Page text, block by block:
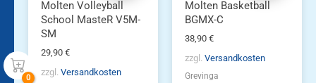
Molten Volleyball
School MasteR V5M-
SM
29,90 €
zzgl. Versandkosten
Molten Basketball
BGMX-C
38,90 €
zzgl. Versandkosten
Grevinga